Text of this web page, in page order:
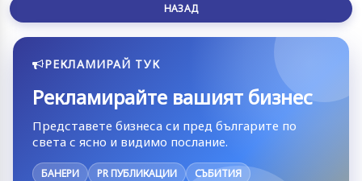
НАЗАД
РЕКЛАМИРАЙ ТУК
Рекламирайте вашият бизнес
Представете бизнеса си пред българите по
света с ясно и видимо послание.
БАНЕРИ PR ПУБЛИКАЦИИ СЪБИТИЯ